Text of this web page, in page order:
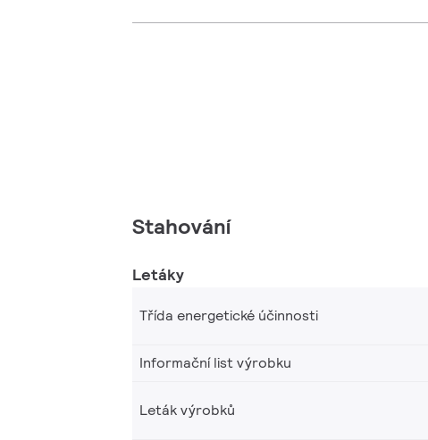
Stahování
Letáky
Třída energetické účinnosti
Informační list výrobku
Leták výrobků